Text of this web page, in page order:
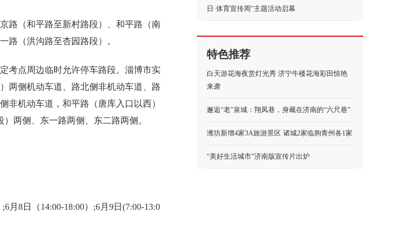
路（和平路至新村路段）、和平路（南
路（洪沟路至杏园路段）。
考点周边临时允许停车路段。淄博市实
两侧机动车道、路北侧非机动车道、路
非机动车道，和平路（唐库入口以西）
两侧、东一路两侧、东二路两侧。
月8日（14:00-18:00）;6月9日(7:00-13:0
日·体育宣传周”主题活动启幕
特色推荐
白天游花海夜赏灯光秀 济宁牛楼花海彩田惊艳
来袭
邂逅“老”泉城：翔凤巷，身藏在济南的“六尺巷”
潍坊新增4家3A旅游景区 诸城2家临朐青州各1家
“美好生活城市”济南版宣传片出炉